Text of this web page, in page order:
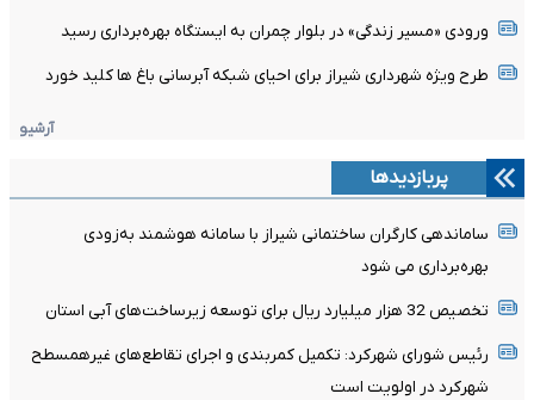
ورودی «مسیر زندگی» در بلوار چمران به ایستگاه بهره‌برداری رسید
طرح ویژه شهرداری شیراز برای احیای شبکه آبرسانی باغ ها کلید خورد
آرشیو
پربازدیدها
ساماندهی کارگران ساختمانی شیراز با سامانه هوشمند به‌زودی
بهره‌برداری می شود
تخصیص 32 هزار میلیارد ریال برای توسعه زیرساخت‌های آبی استان
رئیس شورای شهرکرد: تکمیل کمربندی و اجرای تقاطع‌های غیرهمسطح
شهرکرد در اولویت است